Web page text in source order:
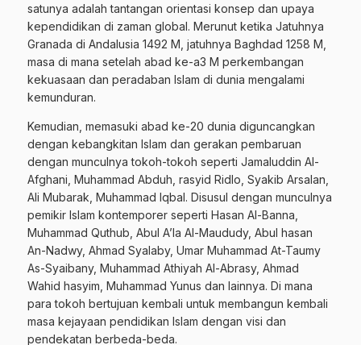
satunya adalahtantangan orientasi konsep dan upaya
kependidikan di zaman global. Merunut ketika Jatuhnya
Granada di Andalusia 1492 M, jatuhnya Baghdad 1258 M,
masa di mana setelah abad ke-a3 M perkembangan
kekuasaan dan peradaban Islam di dunia mengalami
kemunduran.
Kemudian, memasuki abad ke-20 dunia diguncangkan
dengan kebangkitan Islam dan gerakan pembaruan
dengan munculnya tokoh-tokoh seperti Jamaluddin Al-
Afghani, Muhammad Abduh, rasyid Ridlo, Syakib Arsalan,
Ali Mubarak, Muhammad Iqbal. Disusul dengan munculnya
pemikir Islam kontemporer seperti Hasan Al-Banna,
Muhammad Quthub, Abul A’la Al-Maududy, Abul hasan
An-Nadwy, Ahmad Syalaby, Umar Muhammad At-Taumy
As-Syaibany, Muhammad Athiyah Al-Abrasy, Ahmad
Wahid hasyim, Muhammad Yunus dan lainnya. Di mana
para tokoh bertujuan kembali untuk membangun kembali
masa kejayaan pendidikan Islam dengan visi dan
pendekatan berbeda-beda.